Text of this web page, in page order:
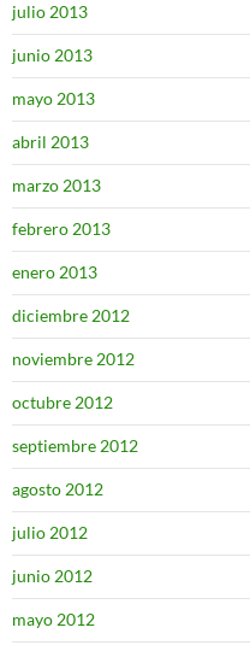
julio 2013
junio 2013
mayo 2013
abril 2013
marzo 2013
febrero 2013
enero 2013
diciembre 2012
noviembre 2012
octubre 2012
septiembre 2012
agosto 2012
julio 2012
junio 2012
mayo 2012